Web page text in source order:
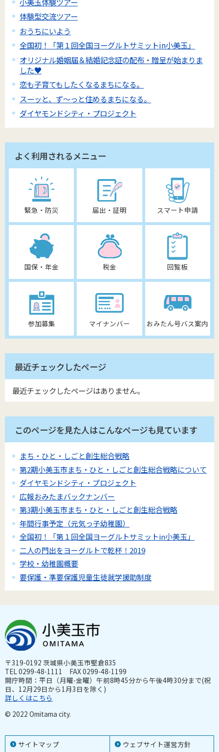
体験型交流ツアー
おうちにいよう
全国初！「第１回全国ヨーグルトサミットin小美玉」
オリジナル婚姻届＆結婚記念証の配布・贈呈が始まりま
した♥
恋も子育てもしたくなるまちになる。
スーッと、ず～っと住めるまちになる。
ダイヤモンドシティ・プロジェクト
よく利用されるメニュー
緊急・防災 届出・証明 スマート申請
国保・年金 税金 回覧板
参加募集 マイナンバー おみたん号バス案内
最近チェックしたページ
最近チェックしたページはありません。
このページを見た人はこんなページも見ています
まち・ひと・しごと創生総合戦略
第2期小美玉市まち・ひと・しごと創生総合戦略について
ダイヤモンドシティ・プロジェクト
広報おみたまバックナンバー
第3期小美玉市まち・ひと・しごと創生総合戦略
年間行事予定（元気っ子幼稚園）
全国初！「第１回全国ヨーグルトサミットin小美玉」
二人の門出をヨーグルトで乾杯！2019
学校・幼稚園概要
要保護・準要保護児童生徒就学援助制度
サイトマップ ウェブサイト運営方針
〒319-0192 茨城県小美玉市堅倉835
TEL 0299-48-1111 FAX 0299-48-1199
開庁時間：平日（月曜-金曜）午前8時45分から午後4時30分まで(祝
日、12月29日から1月3日を除く)
詳しくはこちら
© 2022 Omitama city.